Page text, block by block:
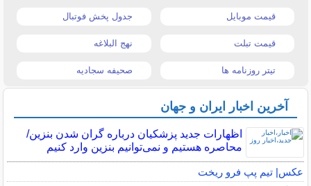
قیمت موبایل جدول پخش فوتبال
قیمت تبلت نهج البلاغه
تیتر روزنامه ها صحیفه سجادیه
آخرین اخبار ایران و جهان
اظهارات جدید پزشکیان درباره گران شدن بنزین/
محاصره هستیم و نمی‌توانیم بنزین وارد کنیم
عکس| تیم پپ فرو ریخت